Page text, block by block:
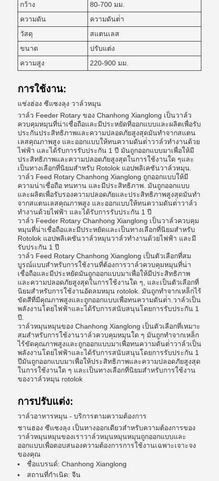
กว้าง
80-700 มม.
ความดัน
ความดันต่ํา
วัสดุ
สแตนเลส
ขนาด
ปรับแต่ง
ความสูง
220-900 มม.
การใช้งาน:
แช่งฮ่อง ซีแซงลุง วาล์วหมุน
วาล์ว Feeder Rotary ของ Chanhong Xianglong เป็นวาล์ว
ควบคุมหมุนที่น่าเชื่อถือและมีประหยัดที่ออกแบบและผลิตเพื่อรับ
ประกันประสิทธิภาพและความปลอดภัยสูงสุดมันทําจากสแตน
เลสคุณภาพสูง และออกแบบให้ทนความดันต่ําวาล์วทํางานด้วย
ไฟฟ้า และได้รับการรับประกัน 1 ปี มันถูกออกแบบมาเพื่อให้มี
ประสิทธิภาพและความปลอดภัยสูงสุดในการใช้งานใด ๆและ
เป็นทางเลือกที่นิยมสําหรับ Rotolok แอปพลิเคชันวาล์วหมุน.
วาล์ว Feed Rotary Chanhong Xianglong ถูกออกแบบให้มี
ความน่าเชื่อถือ ทนทาน และมีประสิทธิภาพ. มันถูกออกแบบ
และผลิตเพื่อรับรองความปลอดภัยและประสิทธิภาพสูงสุดมันทํา
จากสแตนเลสคุณภาพสูง และออกแบบให้ทนความดันต่ําวาล์ว
ทํางานด้วยไฟฟ้า และได้รับการรับประกัน 1 ปี
วาล์ว Feeder Rotary Chanhong Xianglong เป็นวาล์วควบคุม
หมุนที่น่าเชื่อถือและมีประหยัดและเป็นทางเลือกที่นิยมสําหรับ
Rotolok แอปพลิเคชันวาล์วหมุนวาล์วทํางานด้วยไฟฟ้า และมี
รับประกัน 1 ปี
วาล์ว Feed Rotary Chanhong Xianglong เป็นตัวเลือกที่สม
บูรณ์แบบสําหรับการใช้งานที่ต้องการวาล์วควบคุมหมุนที่น่า
เชื่อถือและมีประหยัดมันถูกออกแบบมาเพื่อให้มีประสิทธิภาพ
และความปลอดภัยสูงสุดในการใช้งานใด ๆ, และเป็นตัวเลือกที่
นิยมสําหรับการใช้งานอัดลมหมุน rotolok. มันถูกทําจากเหล็กไร้
ขัดสีที่มีคุณภาพสูงและถูกออกแบบเพื่อทนความดันต่ํา.วาล์วเป็น
พลังงานโดยไฟฟ้าและได้รับการสนับสนุนโดยการรับประกัน 1
ปี.
วาล์วหมุนหมุนของ Chanhong Xianglong เป็นตัวเลือกที่เหมาะ
สมสําหรับการใช้งานวาล์วควบคุมหมุนใด ๆ มันถูกทําจากเหล็ก
ไร้ขัดคุณภาพสูงและถูกออกแบบมาเพื่อทนความดันต่ําวาล์วเป็น
พลังงานโดยไฟฟ้าและได้รับการสนับสนุนโดยการรับประกัน 1
ปีมันถูกออกแบบมาเพื่อให้ประสิทธิภาพและความปลอดภัยสูงสุด
ในการใช้งานใด ๆ และเป็นทางเลือกที่นิยมสําหรับการใช้งาน
ของวาล์วหมุน rotolok
การปรับแต่ง:
วาล์วอาหารหมุน - บริการตามความต้องการ
ชานฮอง ซีแซงลุง เป็นทางออกเดียวสําหรับความต้องการของ
วาล์วหมุนหมุนของเราวาล์วหมุนหมุนหมุนถูกออกแบบและ
ออกแบบเพื่อตอบสนองความต้องการการใช้งานเฉพาะเจาะจง
ของคุณ
ชื่อแบรนด์: Chanhong Xianglong
สถานที่กําเนิด: จีน